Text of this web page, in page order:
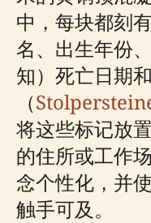
中，每块都刻
名、出生年份
知）死亡日期
（
将这些标记放
的住所或工作
念个性化，并
触手可及。